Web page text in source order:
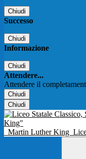
Chiudi
Successo
Chiudi
Informazione
Chiudi
Attendere...
Attendere il
Chiudi
Chiudi
Martin Luther King